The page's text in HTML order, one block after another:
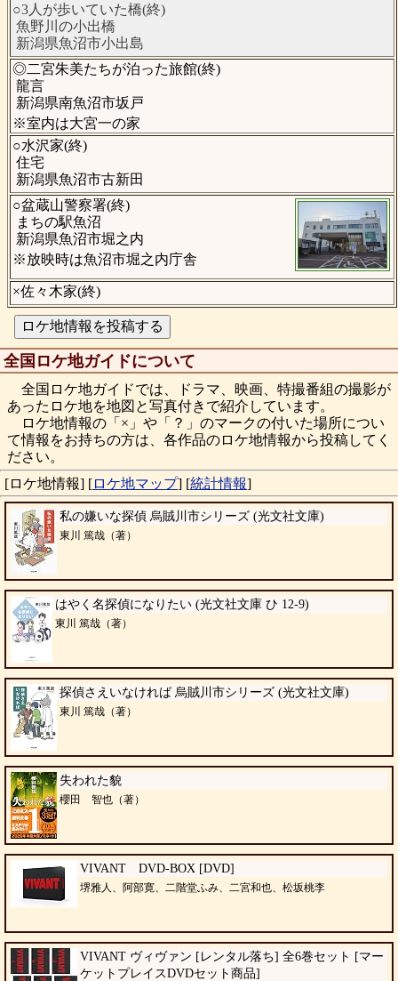
○3人が歩いていた橋(終)
魚野川の小出橋
新潟県魚沼市小出島
◎二宮朱美たちが泊った旅館(終)
龍言
新潟県南魚沼市坂戸
※室内は大宮一の家
○水沢家(終)
住宅
新潟県魚沼市古新田
○盆蔵山警察署(終)
まちの駅魚沼
新潟県魚沼市堀之内
※放映時は魚沼市堀之内庁舎
×佐々木家(終)
全国ロケ地ガイドについて
全国ロケ地ガイドでは、ドラマ、映画、特撮番組の撮影が
あったロケ地を地図と写真付きで紹介しています。
ロケ地情報の「×」や「？」のマークの付いた場所につい
て情報をお持ちの方は、各作品のロケ地情報から投稿してく
ださい。
[ロケ地情報] [ロケ地マップ] [統計情報]
私の嫌いな探偵 烏賊川市シリーズ (光文社文庫)
東川 篤哉（著）
はやく名探偵になりたい (光文社文庫 ひ 12-9)
東川 篤哉（著）
探偵さえいなければ 烏賊川市シリーズ (光文社文庫)
東川 篤哉（著）
失われた貌
櫻田 智也（著）
VIVANT DVD-BOX [DVD]
堺雅人、阿部寛、二階堂ふみ、二宮和也、松坂桃李
VIVANT ヴィヴァン [レンタル落ち] 全6巻セット [マー
ケットプレイスDVDセット商品]